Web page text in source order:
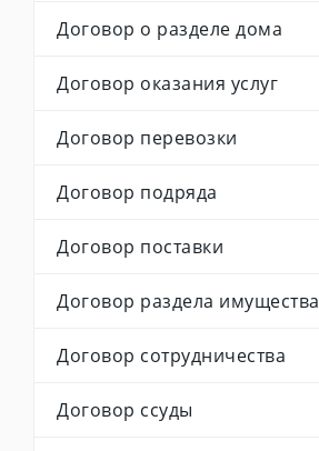
Договор о разделе дома
Договор оказания услуг
Договор перевозки
Договор подряда
Договор поставки
Договор раздела имущества
Договор сотрудничества
Договор ссуды